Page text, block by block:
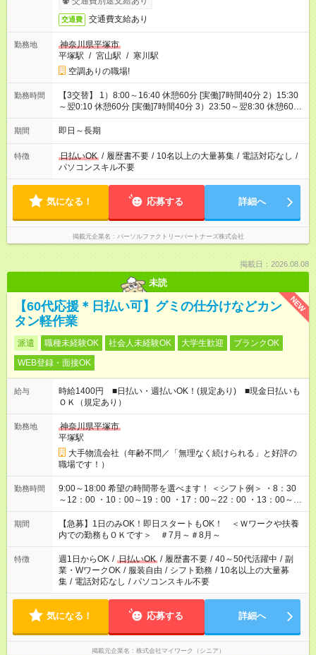
交通費 交通費支給あり
勤務地
神奈川県平塚市
平塚駅 / 宮山駅 / 寒川駅
空調ありの職場!
勤務時間
【3交替】 1）8:00～16:40 休憩60分 [実働]7時間40分 2）15:30
～翌0:10 休憩60分 [実働]7時間40分 3）23:50～翌8:30 休憩60
分 [実働]7時間40分
期間 即日～長期
特徴 日払いOK / 履歴書不要 / 10名以上の大量募集 / 電話対応なし /
パソコンスキル不要
気になる！ 応募する 詳細へ
掲載元企業名 パーソルファクトリーパートナーズ株式会社
掲載日：2026.08.08
未読
NEW
【60代応援＊日払い可】グミの仕分けなどカン
タン軽作業
派遣 職種未経験OK 社会人未経験OK 大学生歓迎
ブランクOK
WEB登録・面接OK
給与
時給1400円 ■日払い・週払いOK！(規定あり) ■現金日払いも
ＯＫ（規定あり）
勤務地
神奈川県平塚市
平塚駅
大手物流会社（年齢不問／「無理なく続けられる」と好評の
職場です！）
勤務時間
9:00～18:00 希望の時間帯を選べます！ ＜シフト例＞ ・8：30
～12：00 ・10：00～19：00 ・17：00～22：00 ・13：00～
22：00 ・22：00～翌6：00 など
期間
【急募】1日のみOK！即日スタートもOK！ ＜Ｗワークや扶養
内での勤務もＯＫです＞ ＃7月～＃8月～
特徴 週1日からOK / 日払いOK / 履歴書不要 / 40～50代活躍中 / 副
業・WワークOK / 服装自由 / シフト勤務 / 10名以上の大量募
集 / 電話対応なし / パソコンスキル不要
気になる！ 応募する 詳細へ
掲載元企業名 株式会社マイワーク（シニア）